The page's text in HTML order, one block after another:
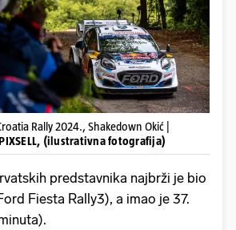
Rally 2024., Shakedown Okić |
(ilustrativna fotografija)
predstavnika najbrži je bio
Fiesta Rally3), a imao je 37.